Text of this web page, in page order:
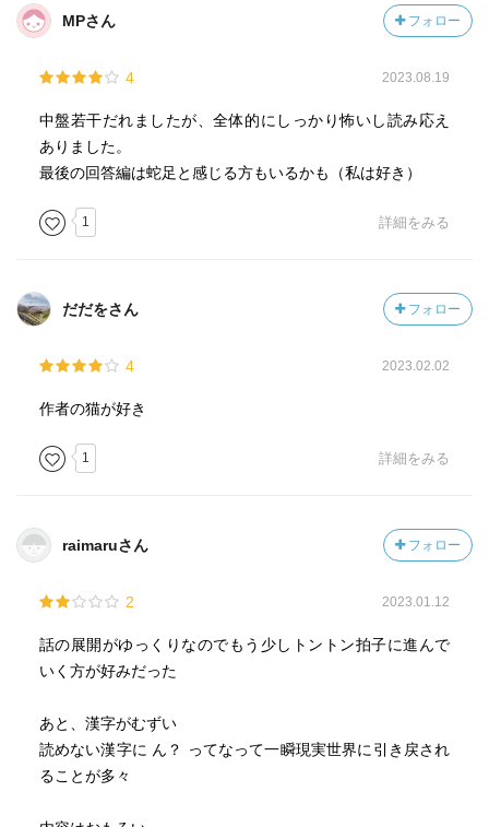
MPさん フォロー
4 2023.08.19
中盤若干だれましたが、全体的にしっかり怖いし読み応え
ありました。
最後の回答編は蛇足と感じる方もいるかも（私は好き）
1 詳細をみる
だだをさん フォロー
4 2023.02.02
作者の猫が好き
1 詳細をみる
raimaruさん フォロー
2 2023.01.12
話の展開がゆっくりなのでもう少しトントン拍子に進んで
いく方が好みだった
あと、漢字がむずい
読めない漢字に ん？ ってなって一瞬現実世界に引き戻され
ることが多々